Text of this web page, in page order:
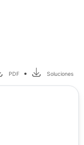
PDF • Soluciones